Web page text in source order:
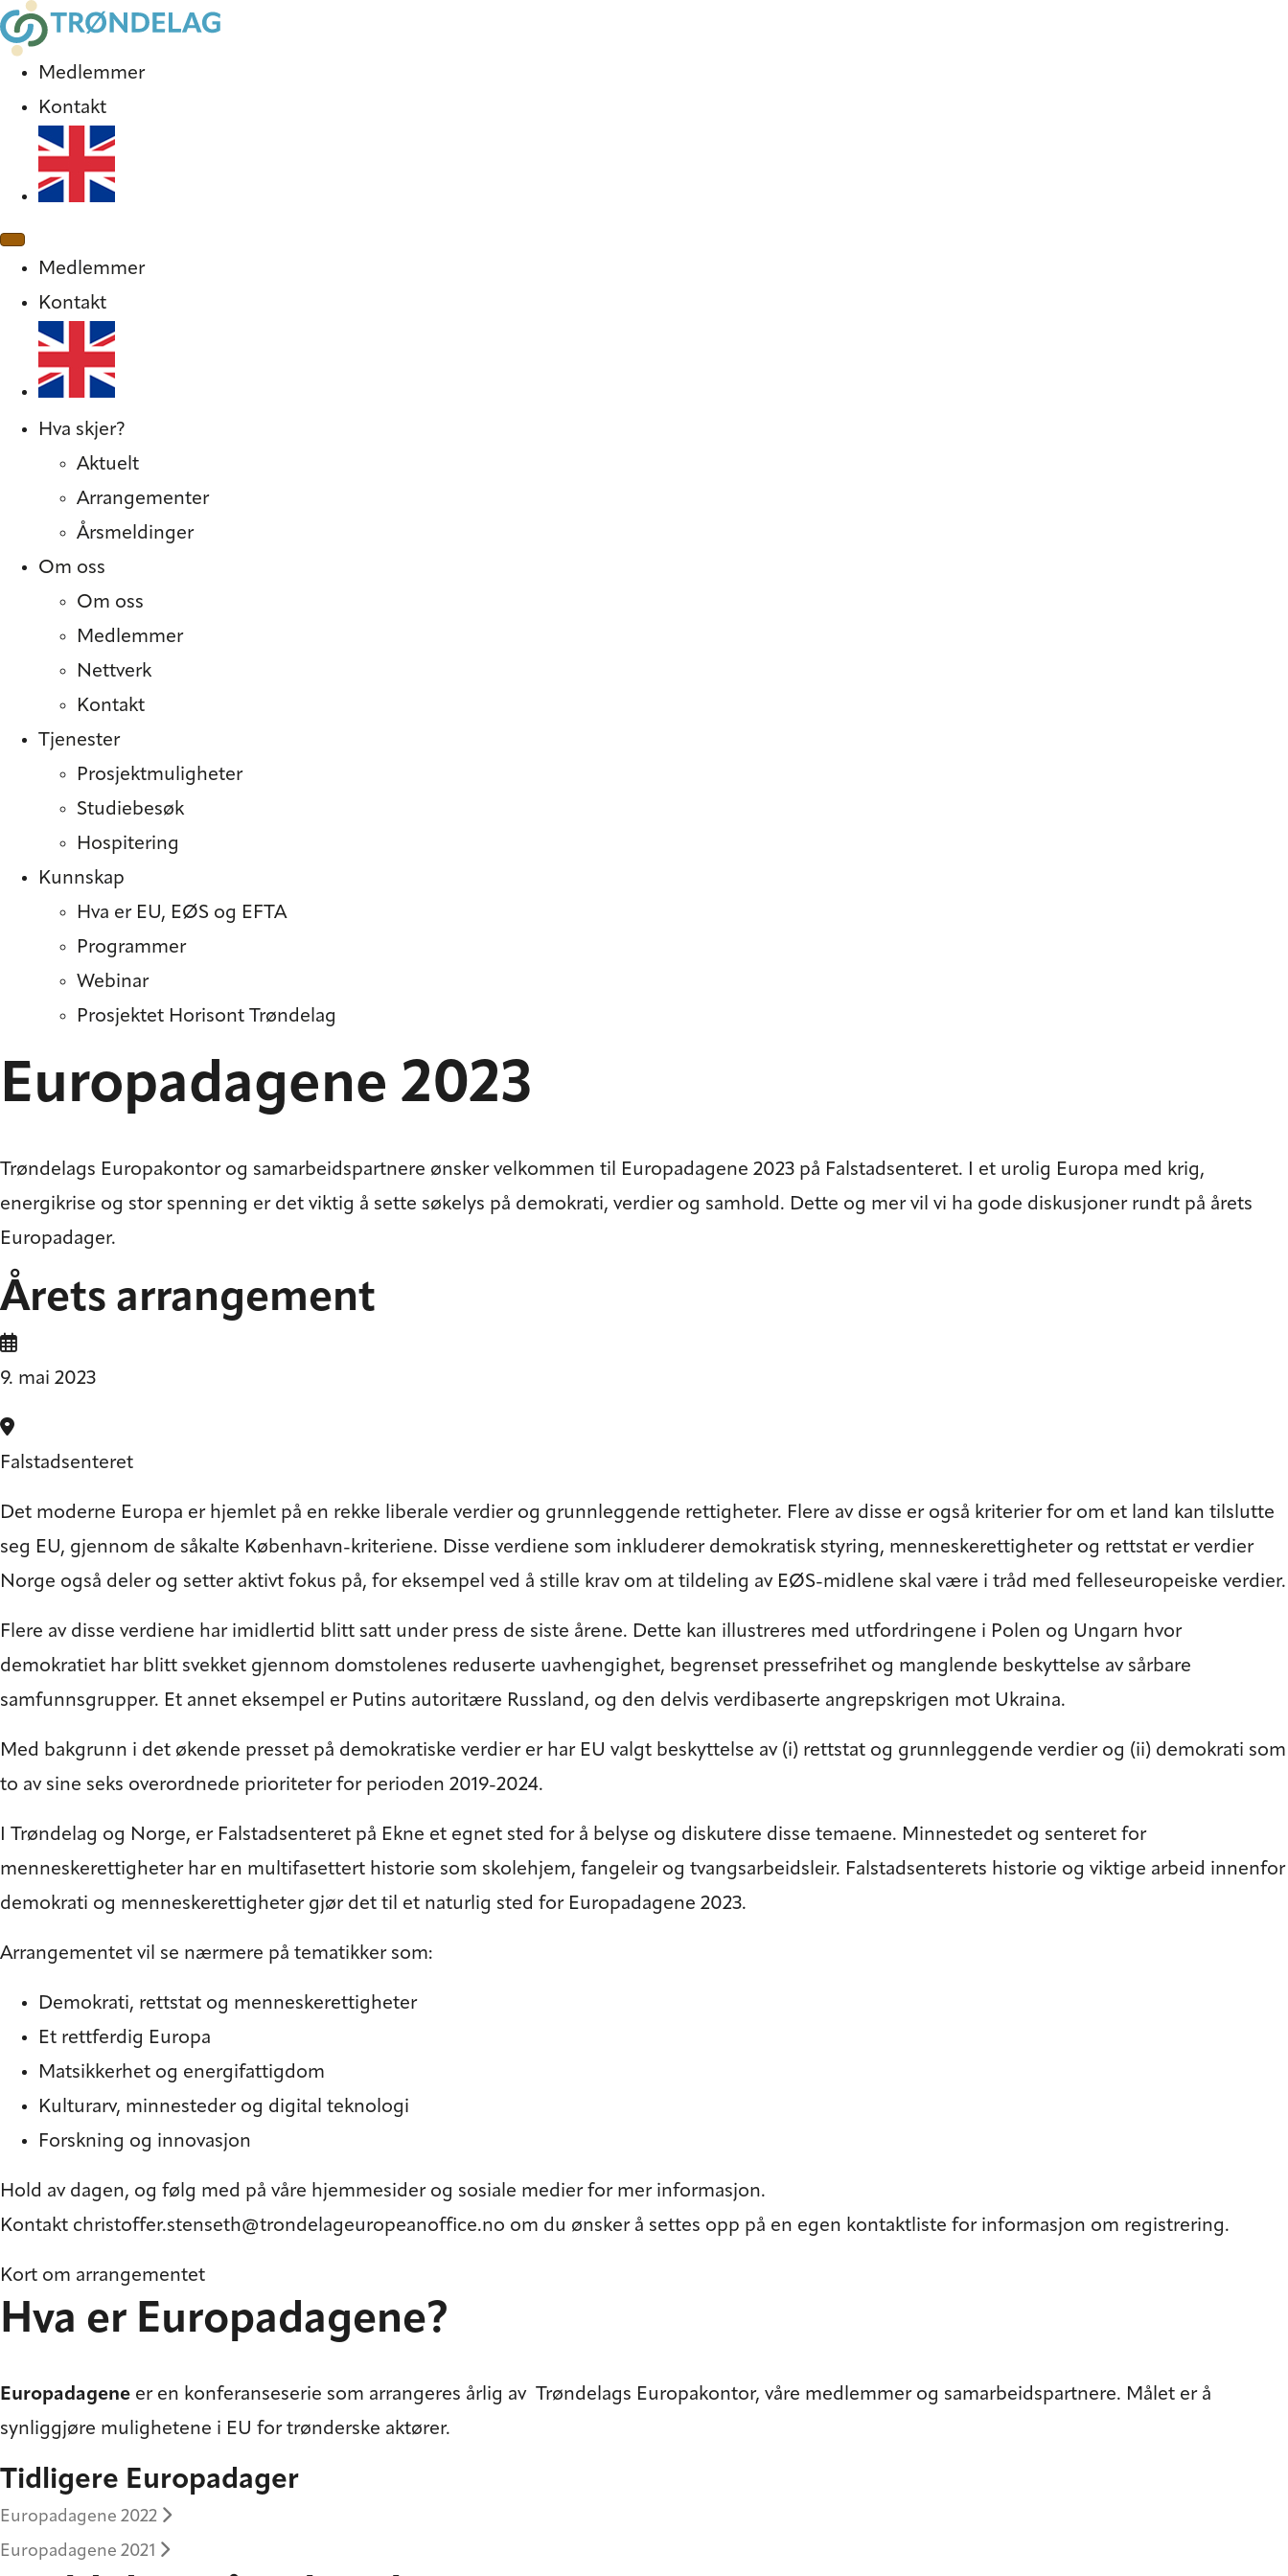
Medlemmer
Kontakt
Medlemmer
Kontakt
Hva skjer?
Aktuelt
Arrangementer
Årsmeldinger
Om oss
Om oss
Medlemmer
Nettverk
Kontakt
Tjenester
Prosjekt­muligheter
Studiebesøk
Hospitering
Kunnskap
Hva er EU, EØS og EFTA
Programmer
Webinar
Prosjektet Horisont Trøndelag
Europadagene 2023
Trøndelags Europakontor og samarbeidspartnere ønsker velkommen til Europadagene 2023 på Falstadsenteret. I et urolig Europa med krig,
energikrise og stor spenning er det viktig å sette søkelys på demokrati, verdier og samhold. Dette og mer vil vi ha gode diskusjoner rundt på årets
Europadager.
Årets arrangement
9. mai 2023
Falstadsenteret
Det moderne Europa er hjemlet på en rekke liberale verdier og grunnleggende rettigheter. Flere av disse er også kriterier for om et land kan tilslutte
seg EU, gjennom de såkalte København-kriteriene. Disse verdiene som inkluderer demokratisk styring, menneskerettigheter og rettstat er verdier
Norge også deler og setter aktivt fokus på, for eksempel ved å stille krav om at tildeling av EØS-midlene skal være i tråd med felleseuropeiske verdier.
Flere av disse verdiene har imidlertid blitt satt under press de siste årene. Dette kan illustreres med utfordringene i Polen og Ungarn hvor
demokratiet har blitt svekket gjennom domstolenes reduserte uavhengighet, begrenset pressefrihet og manglende beskyttelse av sårbare
samfunnsgrupper. Et annet eksempel er Putins autoritære Russland, og den delvis verdibaserte angrepskrigen mot Ukraina.
Med bakgrunn i det økende presset på demokratiske verdier er har EU valgt beskyttelse av (i) rettstat og grunnleggende verdier og (ii) demokrati som
to av sine seks overordnede prioriteter for perioden 2019-2024.
I Trøndelag og Norge, er Falstadsenteret på Ekne et egnet sted for å belyse og diskutere disse temaene. Minnestedet og senteret for
menneskerettigheter har en multifasettert historie som skolehjem, fangeleir og tvangsarbeidsleir. Falstadsenterets historie og viktige arbeid innenfor
demokrati og menneskerettigheter gjør det til et naturlig sted for Europadagene 2023.
Arrangementet vil se nærmere på tematikker som:
Demokrati, rettstat og menneskerettigheter
Et rettferdig Europa
Matsikkerhet og energifattigdom
Kulturarv, minnesteder og digital teknologi
Forskning og innovasjon
Hold av dagen, og følg med på våre hjemmesiderog sosiale medierfor mer informasjon.
Kontakt christoffer.stenseth@trondelageuropeanoffice.no om du ønsker å settes opp på en egen kontaktliste for informasjon om registrering.
Kort om arrangementet
Hva er Europadagene?
Europadagene er en konferanseserie som arrangeres årlig av Trøndelags Europakontor, våre medlemmer og samarbeidspartnere. Målet er å
synliggjøre mulighetene i EU for trønderske aktører.
Tidligere Europadager
Europadagene 2022
Europadagene 2021